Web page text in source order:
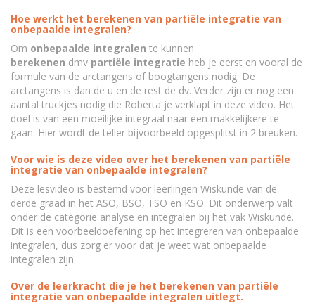
Hoe werkt het berekenen van partiële integratie van
onbepaalde integralen?
Om onbepaalde integralen te kunnen
berekenen dmv partiële integratie heb je eerst en vooral de
formule van de arctangens of boogtangens nodig. De
arctangens is dan de u en de rest de dv. Verder zijn er nog een
aantal truckjes nodig die Roberta je verklapt in deze video. Het
doel is van een moeilijke integraal naar een makkelijkere te
gaan. Hier wordt de teller bijvoorbeeld opgesplitst in 2 breuken.
Voor wie is deze video over het berekenen van partiële
integratie van onbepaalde integralen?
Deze lesvideo is bestemd voor leerlingen Wiskunde van de
derde graad in het ASO, BSO, TSO en KSO. Dit onderwerp valt
onder de categorie analyse en integralen bij het vak Wiskunde.
Dit is een voorbeeldoefening op het integreren van onbepaalde
integralen, dus zorg er voor dat je weet wat onbepaalde
integralen zijn.
Over de leerkracht die je het berekenen van partiële
integratie van onbepaalde integralen uitlegt.